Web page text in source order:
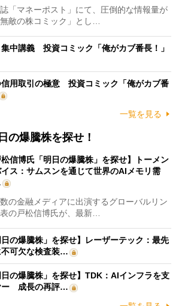
「マネーポスト」にて、圧倒的な情報量が
敵の株コミック」とし…
中講義 投資コミック「俺がカブ番長！」
用取引の極意 投資コミック「俺がカブ番
一覧を見る
の爆騰株を探せ！
松信博氏「明日の爆騰株」を探せ】トーメン
ス：サムスンを通じて世界のAIメモリ需
の金融メディアに出演するグローバルリン
の戸松信博氏が、最新…
日の爆騰株」を探せ】レーザーテック：最先
可欠な検査装…
日の爆騰株」を探せ】TDK：AIインフラを支
ー 成長の再評…